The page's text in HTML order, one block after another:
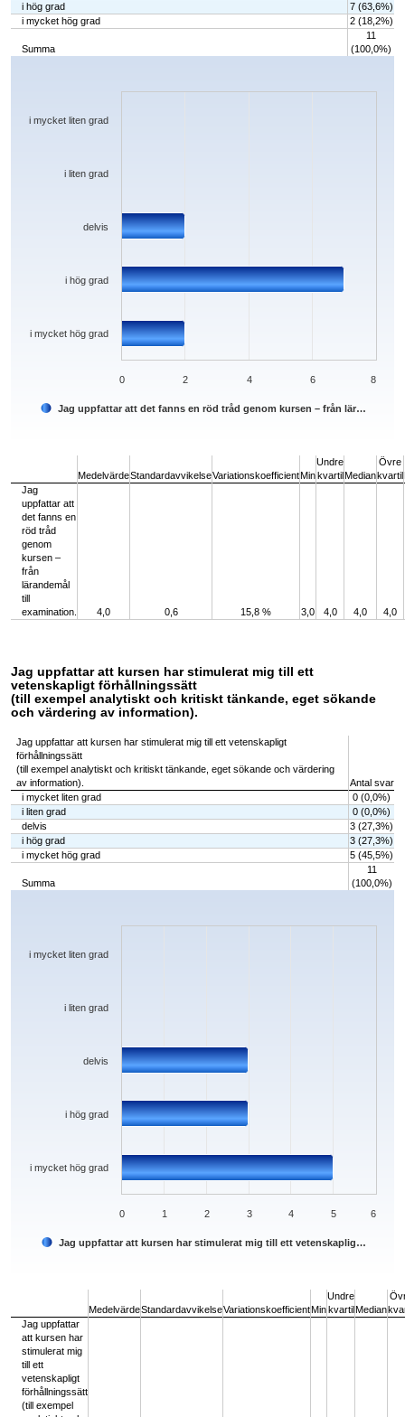
i hög grad
7 (63,6%)
i mycket hög grad
2 (18,2%)
Summa
11
(100,0%)
Chart
The chart has 1 X axis displaying categories.
Jag uppfattar att det fanns en röd tråd genom kursen – från lär…
i mycket hög grad
i hög grad
delvis
i liten grad
i mycket liten grad
0 2 4 6 8
MedelvärdeStandardavvikelseVariationskoefficientMin
Undre
kvartilMedian
Övre
kvartil
Jag
uppfattar att
det fanns en
röd tråd
genom
kursen –
från
lärandemål
till
examination.
4,0 0,6 15,8 % 3,0 4,0 4,0 4,0
Jag uppfattar att kursen har stimulerat mig till ett
vetenskapligt förhållningssätt
(till exempel analytiskt och kritiskt tänkande, eget sökande
och värdering av information).
Jag uppfattar att kursen har stimulerat mig till ett vetenskapligt
förhållningssätt
(till exempel analytiskt och kritiskt tänkande, eget sökande och värdering
av information).
Antal svar
i mycket liten grad
0 (0,0%)
i liten grad
0 (0,0%)
delvis
3 (27,3%)
i hög grad
3 (27,3%)
i mycket hög grad
5 (45,5%)
Summa
11
(100,0%)
Chart
The chart has 1 X axis displaying categories.
Jag uppfattar att kursen har stimulerat mig till ett vetenskaplig…
i mycket hög grad
i hög grad
delvis
i liten grad
i mycket liten grad
0 1 2 3 4 5 6
MedelvärdeStandardavvikelseVariationskoefficientMin
Undre
kvartilMedian
Jag uppfattar
att kursen har
stimulerat mig
till ett
vetenskapligt
förhållningssätt
(till exempel